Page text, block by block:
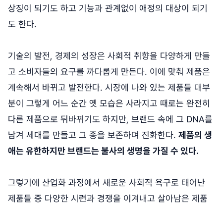
상징이 되기도 하고 기능과 관계없이 애정의 대상이 되기
도 한다.
기술의 발전, 경제의 성장은 사회적 취향을 다양하게 만들
고 소비자들의 요구를 까다롭게 만든다. 이에 맞춰 제품은
계속해서 바뀌고 발전한다. 시장에 나와 있는 제품들 대부
분이 그렇게 어느 순간 옛 모습은 사라지고 때로는 완전히
다른 제품으로 뒤바뀌기도 하지만, 브랜드 속에 그 DNA를
남겨 세대를 만들고 그 종을 보존하며 진화한다. 제품의 생
애는 유한하지만 브랜드는 불사의 생명을 가질 수 있다.
그렇기에 산업화 과정에서 새로운 사회적 욕구로 태어난
제품들 중 다양한 시련과 경쟁을 이겨내고 살아남은 제품